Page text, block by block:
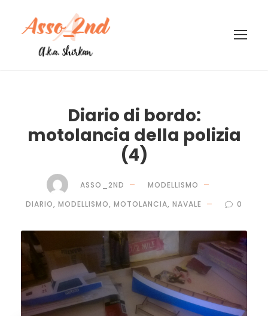
Diario di bordo:
motolancia della polizia
(4)
ASSO_2ND
MODELLISMO
DIARIO, MODELLISMO, MOTOLANCIA, NAVALE 0